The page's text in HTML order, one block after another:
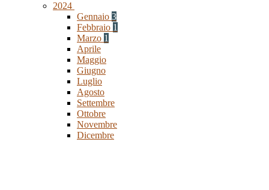
2024
Gennaio 3
Febbraio 1
Marzo 1
Aprile
Maggio
Giugno
Luglio
Agosto
Settembre
Ottobre
Novembre
Dicembre